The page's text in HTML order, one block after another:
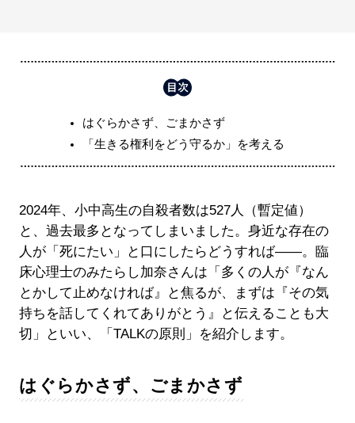
はぐらかさず、ごまかさず
「生きる権利をどう守るか」を考える
2024年、小中高生の自殺者数は527人（暫定値）
と、過去最多となってしまいました。身近な存在の
人が「死にたい」と口にしたらどうすれば――。臨
床心理士のみたらし加奈さんは「多くの人が『なん
とかして止めなければ』と焦るが、まずは『その気
持ちを話してくれてありがとう』と伝えることも大
切」といい、「TALKの原則」を紹介します。
はぐらかさず、ごまかさず